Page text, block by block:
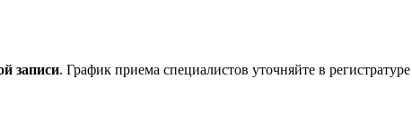
записи. График приема специалистов уточняйте в регистратуре